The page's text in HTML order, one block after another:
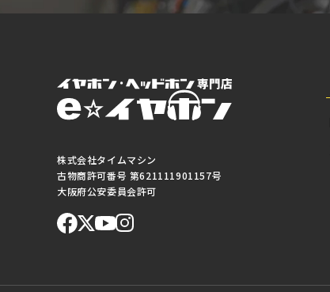
株式会社タイムマシン
古物商許可番号 第621111901157号
大阪府公安委員会許可